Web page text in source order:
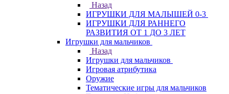
Назад
ИГРУШКИ ДЛЯ МАЛЫШЕЙ 0-3
ИГРУШКИ ДЛЯ РАННЕГО
РАЗВИТИЯ ОТ 1 ДО 3 ЛЕТ
Игрушки для мальчиков
Назад
Игрушки для мальчиков
Игровая атрибутика
Оружие
Тематические игры для мальчиков